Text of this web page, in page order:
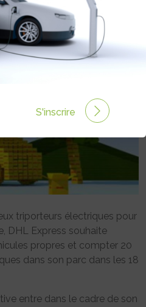
0 commentaires
triporteurs électriques pour
DHL Express souhaite
propres et compter 20
dans son parc dans les 18
entre dans le cadre de son
S'inscrire